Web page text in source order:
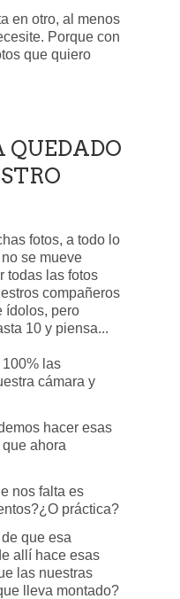
en otro, al menos
Porque con
que quiero
QUEDADO
fotos, a todo lo
se mueve
todas las fotos
compañeros
ídolos, pero
10 y piensa...
las
cámara y
hacer esas
ahora
nos falta es
práctica?
que esa
allí hace esas
las nuestras
lleva montado?